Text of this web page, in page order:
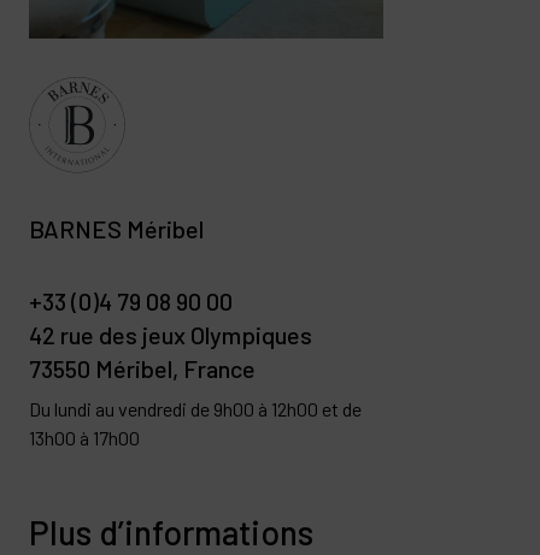
BARNES Méribel
+33 (0)4 79 08 90 00
42 rue des jeux Olympiques
73550 Méribel, France
Du lundi au vendredi de 9h00 à 12h00 et de
13h00 à 17h00
Plus d’informations